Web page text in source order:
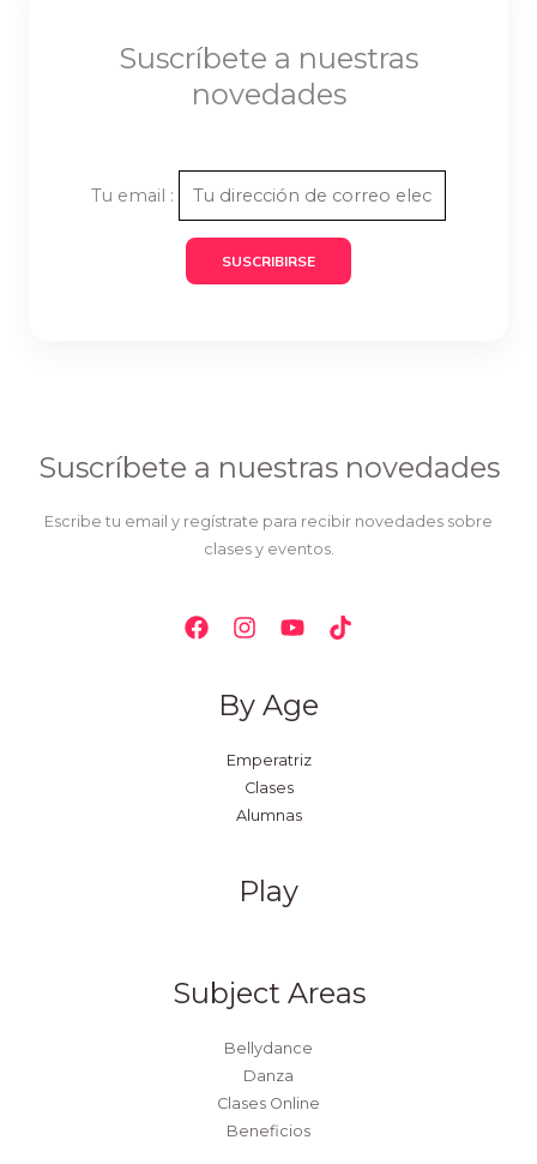
Suscríbete a nuestras
novedades
Tu email :
Suscríbete a nuestras novedades
Escribe tu email y regístrate para recibir novedades sobre
clases y eventos.
By Age
Emperatriz
Clases
Alumnas
Play
Subject Areas
Bellydance
Danza
Clases Online
Beneficios